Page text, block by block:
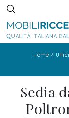
Home >
Sedia